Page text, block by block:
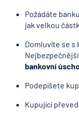
Požádáte
jak velkou
Domluvíte se s
bankovní
Podepíšete
Kupující